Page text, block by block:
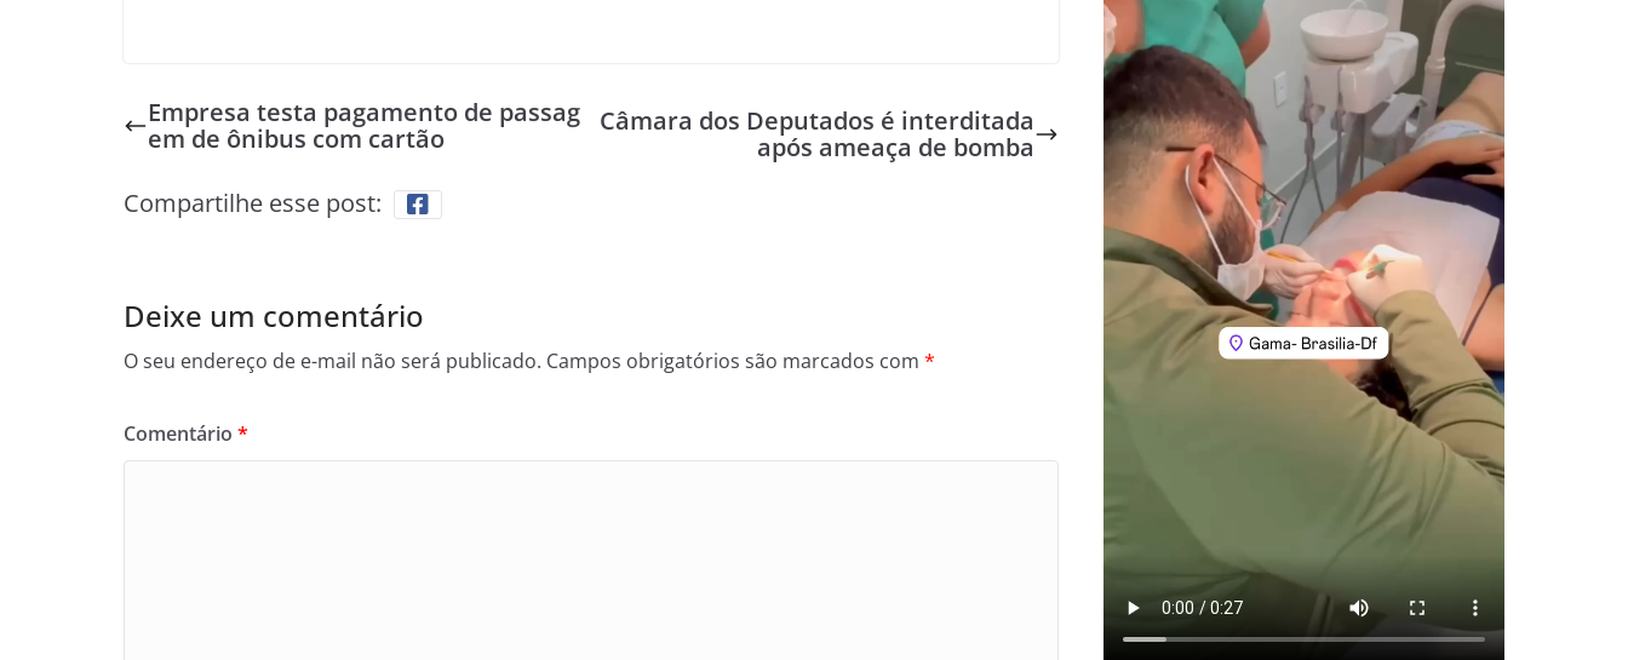
Empresa testa pagamento de passag
em de ônibus com cartão
Câmara dos Deputados é interditada
após ameaça de bomba
Compartilhe esse post:
Deixe um comentário
O seu endereço de e-mail não será publicado. Campos obrigatórios são marcados com *
Comentário *